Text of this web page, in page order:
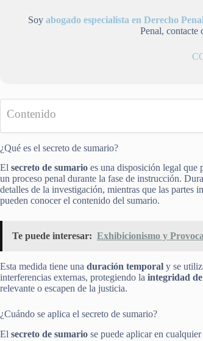
Soy abogado especialista en Derecho
Penal, contacte
Contenido
¿Qué es el secreto de sumario?
El secreto de sumario es una disposición legal que
un proceso penal durante la fase de instrucción.
detalles de la investigación, mientras que las partes
pueden conocer el contenido del sumario.
Te puede interesar: Exhibicionismo y
Esta medida tiene una duración temporal y se
interferencias externas, protegiendo la integridad
relevante o escapen de la justicia.
¿Cuándo se aplica el secreto de sumario?
El secreto de sumario se puede aplicar en cualquier